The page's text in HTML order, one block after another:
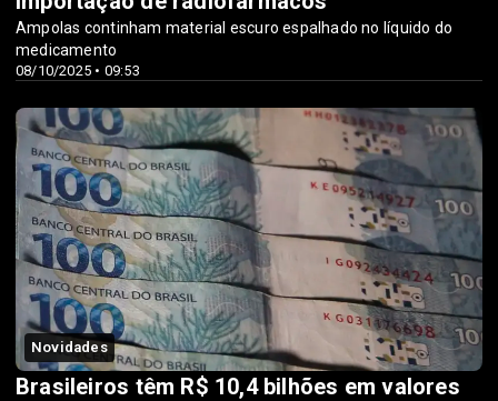
08/10/2025 • 09:53
Ampolas continham material escuro espalhado no líquido do
medicamento
Novidades
Brasileiros têm R$ 10,4 bilhões em valores